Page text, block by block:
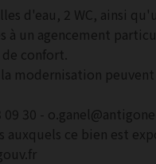
d'eau, 2 WC, ainsi
à un agencement
confort.
modernisation
09 30 -
auxquels ce bien est